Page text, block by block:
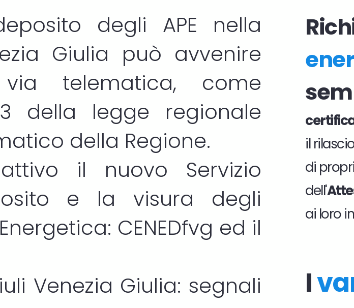
degli APE nella
Giulia può avvenire
telematica, come
della legge regionale
della Regione.
il nuovo Servizio
e la visura degli
CENEDfvg ed il
Venezia Giulia: segnali
il
di
dell'
ai loro
I